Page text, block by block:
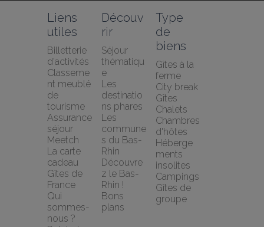
Liens
utiles
Billetterie
d'activités
Classeme
nt meublé
de
tourisme
Assurance
séjour
Meetch
La carte
cadeau
Gîtes de
France
Qui
sommes-
nous ?
Découv
rir
Séjour
thématiqu
e
Les
destinatio
ns phares
Les
commune
s du Bas-
Rhin
Découvre
z le Bas-
Rhin !
Bons
plans
Type
de
biens
Gîtes à la
ferme
City break
Gîtes
Chalets
Chambres
d'hôtes
Héberge
ments
insolites
Campings
Gîtes de
groupe